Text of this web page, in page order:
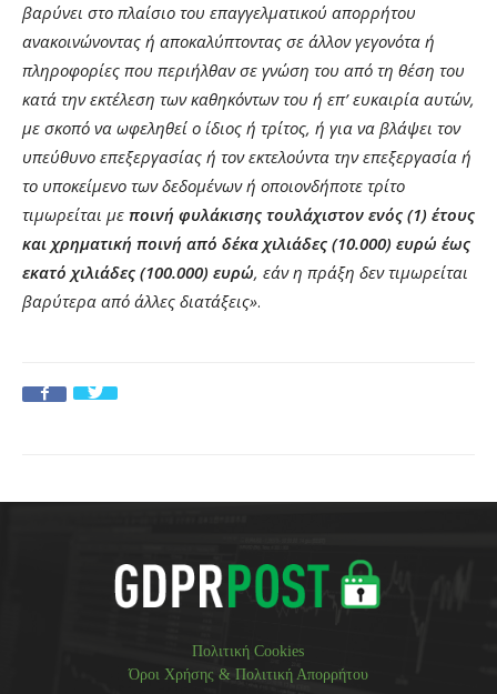
βαρύνει στο πλαίσιο του επαγγελματικού απορρήτου
ανακοινώνοντας ή αποκαλύπτοντας σε άλλον γεγονότα ή
πληροφορίες που περιήλθαν σε γνώση του από τη θέση του
κατά την εκτέλεση των καθηκόντων του ή επ’ ευκαιρία αυτών,
με σκοπό να ωφεληθεί ο ίδιος ή τρίτος, ή για να βλάψει τον
υπεύθυνο επεξεργασίας ή τον εκτελούντα την επεξεργασία ή
το υποκείμενο των δεδομένων ή οποιονδήποτε τρίτο
τιμωρείται με ποινή φυλάκισης τουλάχιστον ενός (1) έτους
και χρηματική ποινή από δέκα χιλιάδες (10.000) ευρώ έως
εκατό χιλιάδες (100.000) ευρώ, εάν η πράξη δεν τιμωρείται
βαρύτερα από άλλες διατάξεις».
Πολιτική Cookies
Όροι Χρήσης & Πολιτική Απορρήτου